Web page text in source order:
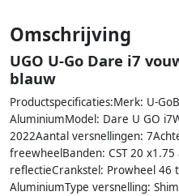
Omschrijving
UGO U-Go Dare i7
blauw
Productspecificaties:Merk: U-
AluminiumModel: Dare U GO
2022Aantal versnellingen:
freewheelBanden: CST 20
reflectieCrankstel: Prowheel 46
AluminiumType versnelling: